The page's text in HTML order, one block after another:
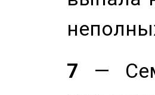
7 —